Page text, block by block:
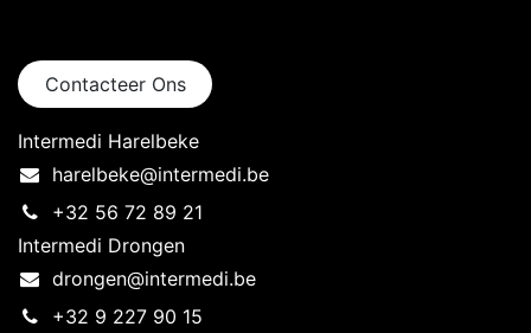
Contacteer Ons
Intermedi Harelbeke
harelbeke@intermedi.be
+32 56 72 89 21
Intermedi Drongen
drongen@intermedi.be
+32 9 227 90 15